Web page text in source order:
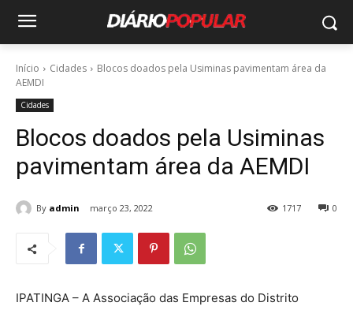
Início Cidades
Blocos doados pela Usiminas pavimentam área da
AEMDI
Cidades
Blocos doados pela Usiminas
pavimentam área da AEMDI
By admin março 23, 2022 0
1717
IPATINGA – A Associação das Empresas do Distrito